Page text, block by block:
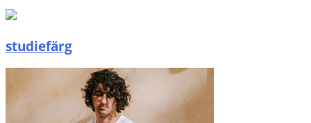
studiefärg